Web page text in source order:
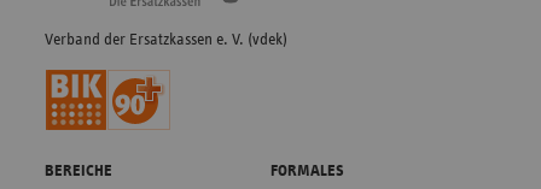
Verband der Ersatzkassen e. V. (vdek)
BEREICHE FORMALES